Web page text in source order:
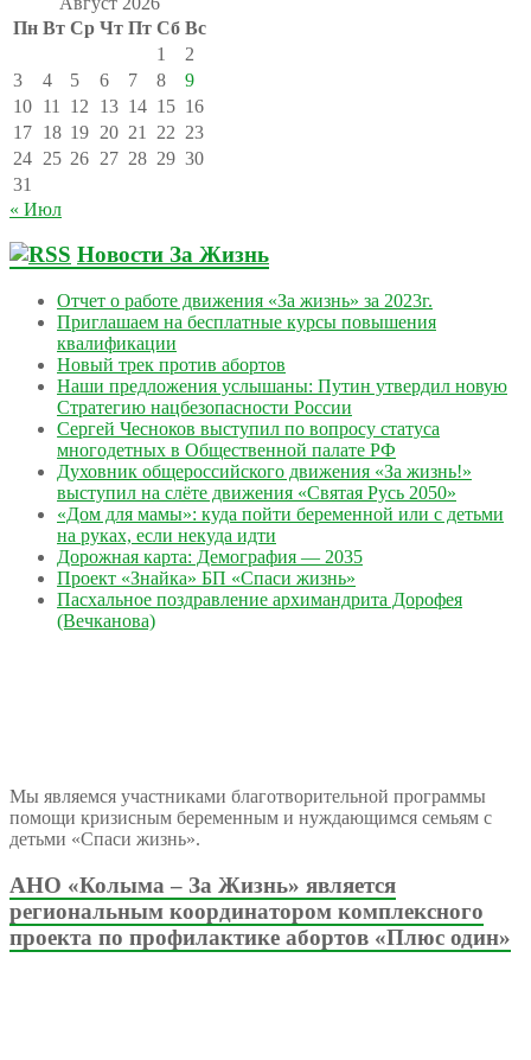
Пн Вт Ср Чт Пт Сб Вс
1
2
3
4 5 6 7 8
9
10 11 12 13 14 15 16
17 18 19 20 21 22 23
24 25 26 27 28 29 30
31
« Июл
Новости За Жизнь
Отчет о работе движения «За жизнь» за 2023г.
Приглашаем на бесплатные курсы повышения
квалификации
Новый трек против абортов
Наши предложения услышаны: Путин утвердил новую
Стратегию нацбезопасности России
Сергей Чесноков выступил по вопросу статуса
многодетных в Общественной палате РФ
Духовник общероссийского движения «За жизнь!»
выступил на слёте движения «Святая Русь 2050»
«Дом для мамы»: куда пойти беременной или с детьми
на руках, если некуда идти
Дорожная карта: Демография — 2035
Проект «Знайка» БП «Спаси жизнь»
Пасхальное поздравление архимандрита Дорофея
(Вечканова)
Мы являемся участниками благотворительной программы
помощи кризисным беременным и нуждающимся семьям с
детьми «Спаси жизнь».
АНО «Колыма – За Жизнь» является
региональным координатором комплексного
проекта по профилактике абортов «Плюс один»